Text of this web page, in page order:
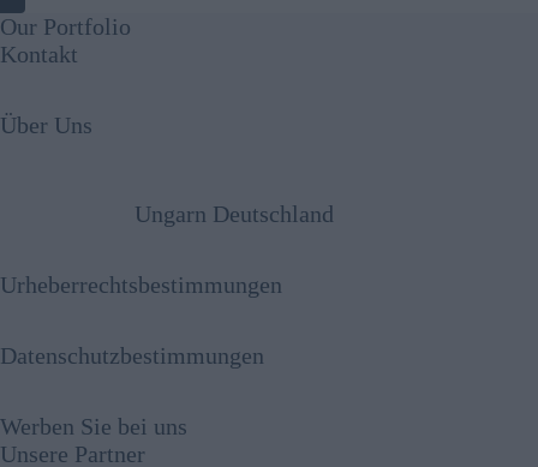
Our Portfolio
Kontakt
Über Uns
Ungarn Deutschland
Urheberrechtsbestimmungen
Datenschutzbestimmungen
Werben Sie bei uns
Unsere Partner